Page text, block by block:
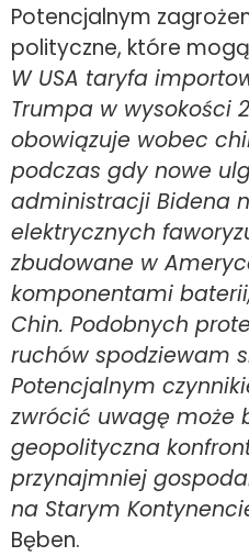
Potencjalnym
polityczne, które
W USA taryfa
Trumpa w wysokości
obowiązuje wobec
podczas gdy nowe
administracji Bidena
elektrycznych
zbudowane w
komponentami
Chin. Podobnych
ruchów spodziewam
Potencjalnym
zwrócić uwagę może
geopolityczna
przynajmniej
na Starym
Bęben.